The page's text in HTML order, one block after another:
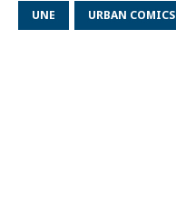
UNE URBAN COMICS